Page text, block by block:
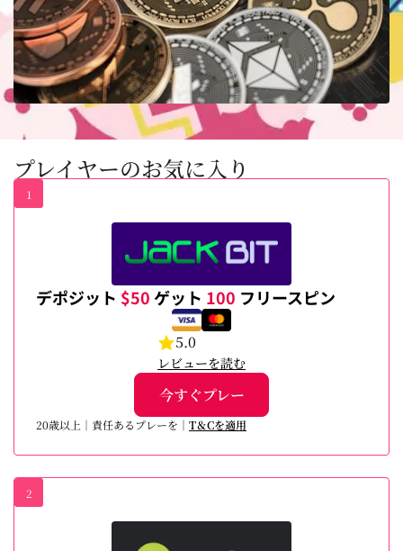
プレイヤーのお気に入り
1
デポジット $50ゲット 100 フリースピン
5.0
レビューを読む
今すぐプレー
20歳以上｜責任あるプレーを｜ T＆Cを適用
2